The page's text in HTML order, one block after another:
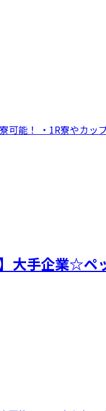
可能！ ・1R寮やカ
大手企業☆